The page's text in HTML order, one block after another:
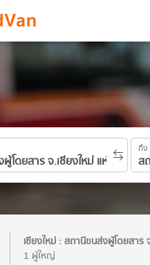
ถึง
เชียงใหม่ : สถานีขนส่งผู้โดยสาร
1 ผู้ใหญ่